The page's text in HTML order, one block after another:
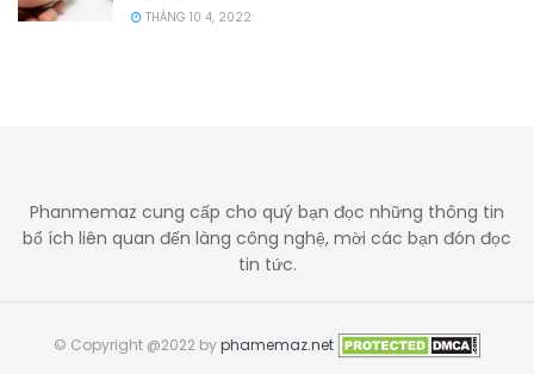
THÁNG 10 4, 2022
Phanmemaz cung cấp cho quý bạn đọc những thông tin
bổ ích liên quan đến làng công nghệ, mời các bạn đón đọc
tin tức.
© Copyright @2022 byphamemaz.net